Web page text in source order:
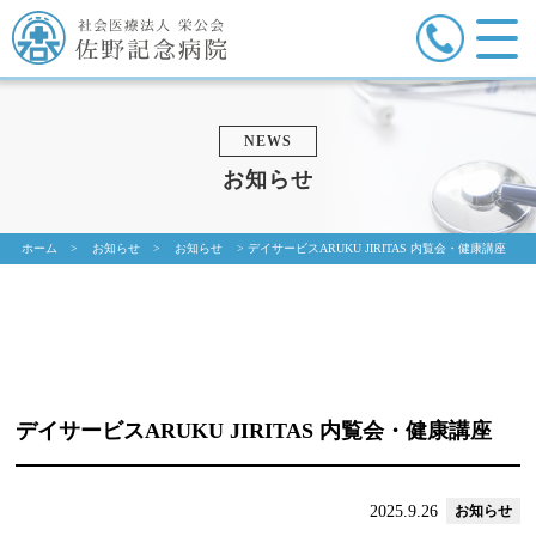
NEWS
お知らせ
ホーム > お知らせ > お知らせ > デイサービスARUKU JIRITAS 内覧会・健康講座
デイサービスARUKU JIRITAS 内覧会・健康講座
2025.9.26 お知らせ